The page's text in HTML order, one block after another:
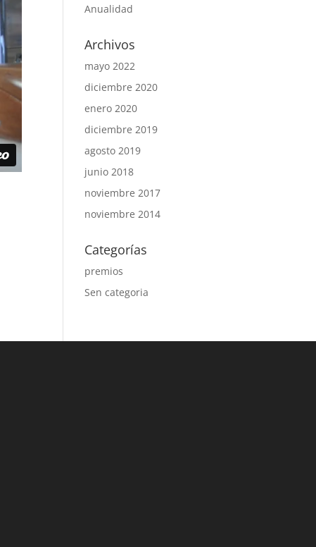
Anualidad
Archivos
mayo 2022
diciembre 2020
enero 2020
diciembre 2019
agosto 2019
junio 2018
noviembre 2017
noviembre 2014
Categorías
premios
Sen categoria